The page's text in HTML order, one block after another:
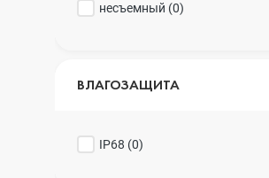
несъемный (0)
ВЛАГОЗАЩИТА
IP68 (0)